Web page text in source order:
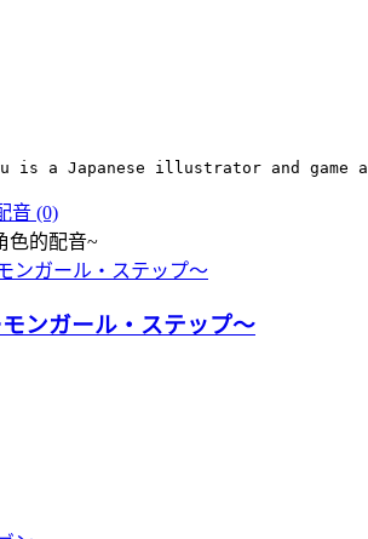
is a Japanese illustrator and
音 (0)
色的配音~
ンガール・ステップ～